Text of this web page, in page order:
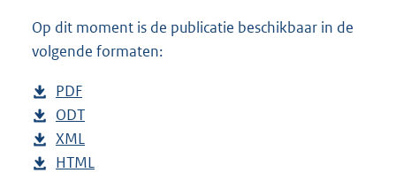
:
Op dit moment is de publicatie beschikbaar in de
volgende formaten:
D
o
w
n
PDF
e
s
t
D
o
w
ODT
s
D
o
XML
e
D
HTML